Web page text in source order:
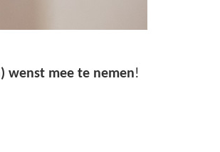
wenst mee te nemen!